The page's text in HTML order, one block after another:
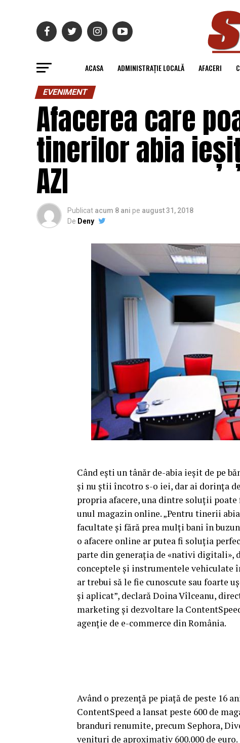
ACASA ADMINISTRAȚIE LOCALĂ AFACERI
EVENIMENT
Afacerea care
tinerilor abia
AZI
Publicat acum 8 ani pe august 31, 2018
De Deny
Când eşti un tânăr de-abia ieşit de pe
şi nu ştii încotro s-o iei, dar ai dorinţa
propria afacere, una dintre soluţii poate
unul magazin online. „Pentru tinerii
facultate şi fără prea mulţi bani în
o afacere online ar putea fi soluţia
parte din generaţia de «nativi digitali»,
conceptele şi instrumentele vehiculate
ar trebui să le fie cunoscute sau foarte
şi aplicat”, declară Doina Vîlceanu,
marketing şi dezvoltare la
agenţie de e-commerce din România.
Având o prezenţă pe piaţă de peste 16
ContentSpeed a lansat peste 600 de
branduri renumite, precum Sephora,
venituri de aproximativ 600.000 de euro.